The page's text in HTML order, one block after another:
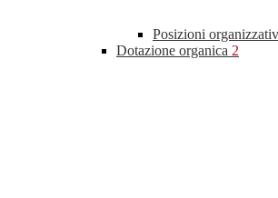
Posizioni
Dotazione organica 2